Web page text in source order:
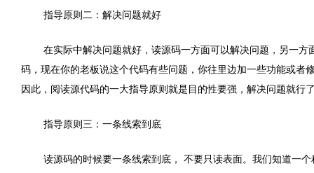
指导原则二：解决问题就好
在实际中解决问题就好，读源码一方面可以解决问题，另一
码，现在你的老板说这个代码有些问题，你往里边加一些功能或者
因此，阅读源代码的一大指导原则就是目的性要强，解决问题就行
指导原则三：一条线索到底
读源码的时候要一条线索到底， 不要只读表面。我们知道一